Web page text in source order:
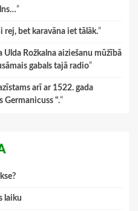
”
rej, bet karavāna iet tālāk.”
Rožkalna aiziešanu mūžībā
gabals tajā radio”
arī ar 1522. gada
Germanicuss ".”
laiku